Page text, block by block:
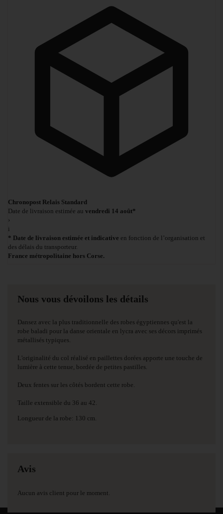
Chronopost Relais Standard
Date de livraison estimée au vendredi 14 août*
›
i
* Date de livraison estimée et indicative en fonction de l’organisation et
des délais du transporteur.
France métropolitaine hors Corse.
Nous vous dévoilons les détails
Dansez avec la plus traditionnelle des robes égyptiennes qu'est la
robe baladi pour la danse orientale en lycra avec ses décors imprimés
métallisés typiques.
L'originalité du col réalisé en paillettes dorées apporte une touche de
lumière à cette tenue, bordée de petites pastilles.
Deux fentes sur les côtés bordent cette robe.
Taille extensible du 36 au 42.
Longueur de la robe: 130 cm.
Avis
Aucun avis client pour le moment.